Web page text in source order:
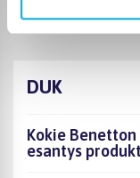
DUK
Kokie
esantys